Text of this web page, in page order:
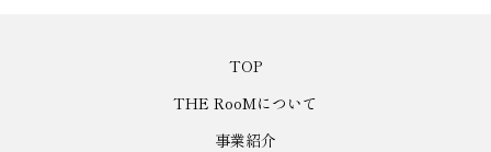
TOP
THE RooMについて
事業紹介